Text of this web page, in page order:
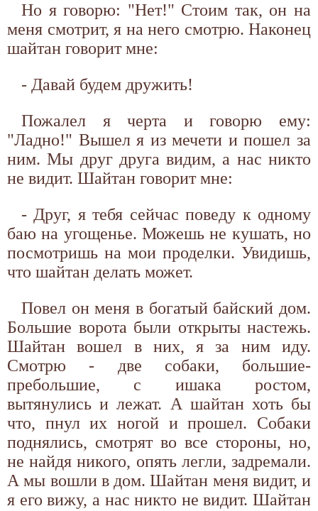
Но я говорю: "Нет!" Стоим так, он на
меня смотрит, я на него смотрю. Наконец
шайтан говорит мне:
- Давай будем дружить!
Пожалел я черта и говорю ему:
"Ладно!" Вышел я из мечети и пошел за
ним. Мы друг друга видим, а нас никто
не видит. Шайтан говорит мне:
- Друг, я тебя сейчас поведу к одному
баю на угощенье. Можешь не кушать, но
посмотришь на мои проделки. Увидишь,
что шайтан делать может.
Повел он меня в богатый байский дом.
Большие ворота были открыты настежь.
Шайтан вошел в них, я за ним иду.
Смотрю - две собаки, большие-
пребольшие, с ишака ростом,
вытянулись и лежат. А шайтан хоть бы
что, пнул их ногой и прошел. Собаки
поднялись, смотрят во все стороны, но,
не найдя никого, опять легли, задремали.
А мы вошли в дом. Шайтан меня видит, и
я его вижу, а нас никто не видит. Шайтан